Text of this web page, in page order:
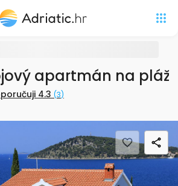
apartmán na pláži
4.3 (3)